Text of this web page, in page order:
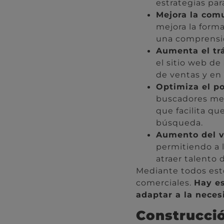
estrategias
Mejora la
mejora la
una
Aumenta el
el sitio web de
de ventas y
Optimiza el
buscadores
que facilita
búsqueda.
Aumento del
permitiendo a
atraer talento
Mediante todos
comerciales. Hay
adaptar a la